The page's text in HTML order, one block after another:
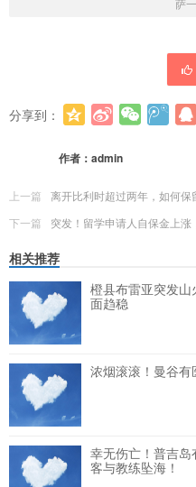
萨
分享到：
作者： admin
上一篇
离开比利时超过两年，如何保
下一篇
突发！留学申请人自保金上涨
相关推荐
橙县布雷亚突发
面趋稳
浓烟滚滚！曼谷有
幸无伤亡！普吉
客与教练坠海！